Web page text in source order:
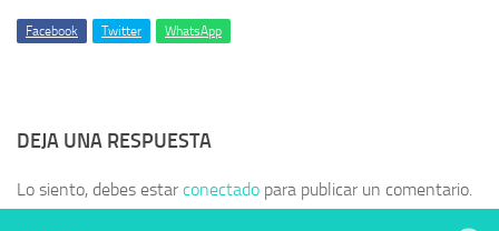
Facebook Twitter WhatsApp
DEJA UNA RESPUESTA
Lo siento, debes estarconectado para publicar un comentario.